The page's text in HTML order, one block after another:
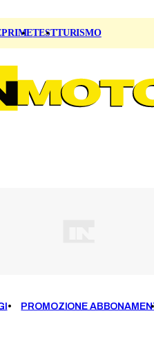
TESTTURISMO
PROMOZIONE